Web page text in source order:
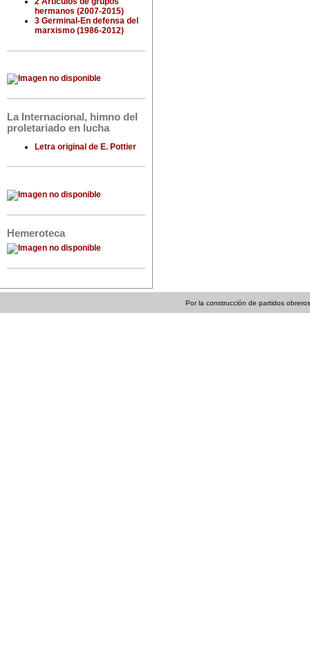
hermanos (2007-2015)
3 Germinal-En defensa del
marxismo (1986-2012)
La Internacional, himno del
proletariado en lucha
Letra original de E. Pottier
Hemeroteca
Por la construcción de partidos